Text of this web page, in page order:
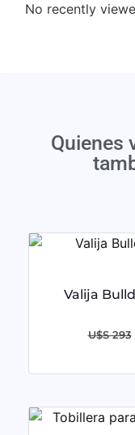
No recently
Quienes
Valija
U$S293